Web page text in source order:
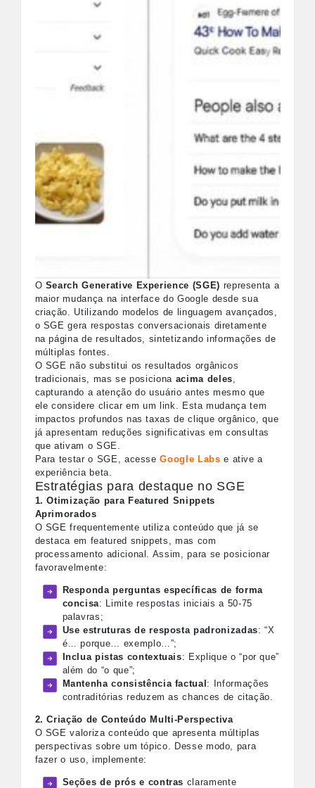
O Search Generative Experience (SGE) representa a
maior mudança na interface do Google desde sua
criação. Utilizando modelos de linguagem avançados,
o SGE gera respostas conversacionais diretamente
na página de resultados, sintetizando informações de
múltiplas fontes.
O SGE não substitui os resultados orgânicos
tradicionais, mas se posiciona acima deles
capturando a atenção do usuário antes mesmo que
ele considere clicar em um link. Esta mudança tem
impactos profundos nas taxas de clique orgânico, que
já apresentam reduções significativas em consultas
que ativam o SGE.
Para testar o SGE, acesseGoogle Labs e ative a
experiência beta.
Estratégias para destaque no SGE
1. Otimização para Featured Snippets
Aprimorados
O SGE frequentemente utiliza conteúdo que já se
destaca em featured snippets, mas com
processamento adicional. Assim, para se posicionar
favoravelmente:
Responda perguntas específicas de forma
concisa: Limite respostas iniciais a 50-75
palavras;
Use estruturas de resposta padronizadas: “X
é… porque… exemplo…”;
Inclua pistas contextuais: Explique o “por que”
além do “o que”;
Mantenha consistência factual: Informações
contraditórias reduzem as chances de citação.
2. Criação de Conteúdo Multi-Perspectiva
O SGE valoriza conteúdo que apresenta múltiplas
perspectivas sobre um tópico. Desse modo, para
fazer o uso, implemente:
Seções de prós e contras claramente